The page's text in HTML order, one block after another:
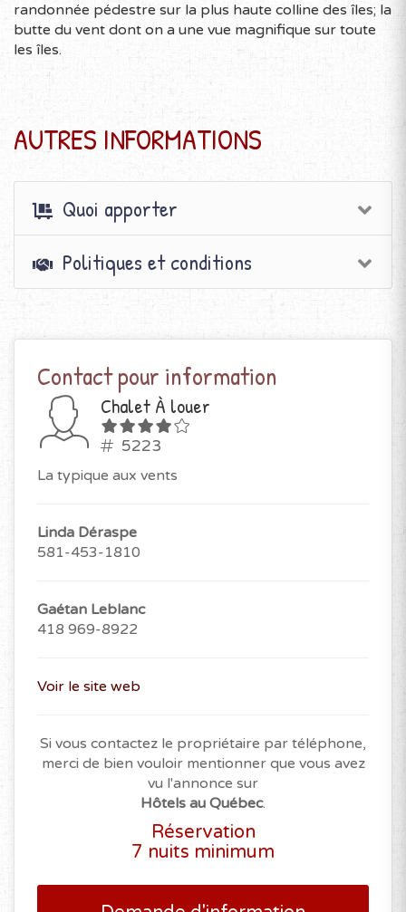
randonnée pédestre sur la plus haute colline des îles; la
butte du vent dont on a une vue magnifique sur toute
les îles.
AUTRES INFORMATIONS
Quoi apporter
Politiques et conditions
Contact pour information
Chalet À louer
5223
La typique aux vents
Linda Déraspe
581-453-1810
Gaétan Leblanc
418 969-8922
Voir le site web
Si vous contactez le propriétaire par téléphone,
merci de bien vouloir mentionner que vous avez
vu l'annonce sur
Hôtels au Québec.
Réservation
7 nuits minimum